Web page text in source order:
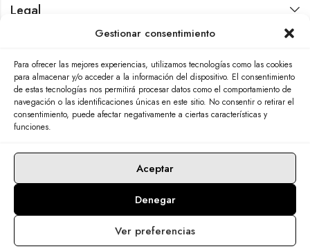
Gestionar consentimiento
Para ofrecer las mejores experiencias, utilizamos tecnologías como las cookies
para almacenar y/o acceder a la información del dispositivo. El consentimiento
de estas tecnologías nos permitirá procesar datos como el comportamiento de
navegación o las identificaciones únicas en este sitio. No consentir o retirar el
consentimiento, puede afectar negativamente a ciertas características y
funciones.
Aceptar
Denegar
Ver preferencias
Legal
© 2026 Adamas Ibérica. Todos los derechos reservados. 🖱
Diseño webMsocial S.L.